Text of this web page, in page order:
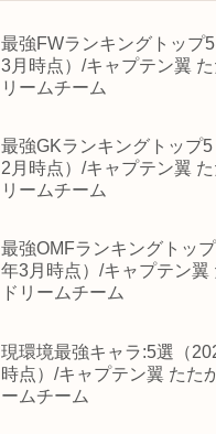
最強FWランキングトップ
3月時点）/キャプテン翼
リームチーム
最強GKランキングトップ
2月時点）/キャプテン翼
リームチーム
最強OMFランキングトッ
年3月時点）/キャプテン翼
ドリームチーム
現環境最強キャラ:5選（
時点）/キャプテン翼 たた
ームチーム